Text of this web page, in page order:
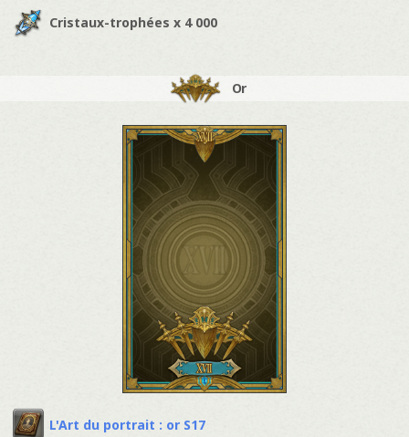
Cristaux-trophées x 4 000
Or
L'Art du portrait : or S17